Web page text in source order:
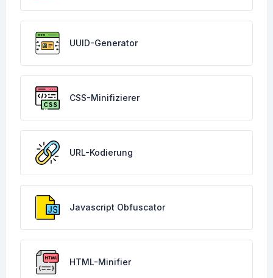
UUID-Generator
CSS-Minifizierer
URL-Kodierung
Javascript Obfuscator
HTML-Minifier